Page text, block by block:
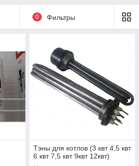
ЧЕМ
ПОЛУАВТОМАТИ
ЧЕСКИЕ И
ИЕ КОТЛЫ?
твердотопливные котлы
самостоятельного розжига –
материала автоматика сама
горения.
0 Фильтры
Тэны для котлов (3 квт 4,5 квт
6 квт 7,5 квт 9квт 12квт)